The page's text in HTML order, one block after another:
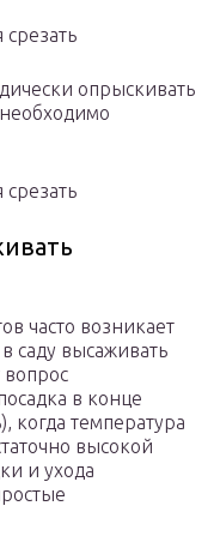
опрыскивать
часто возникает
саду высаживать
вопрос
в конце
температура
высокой
и ухода